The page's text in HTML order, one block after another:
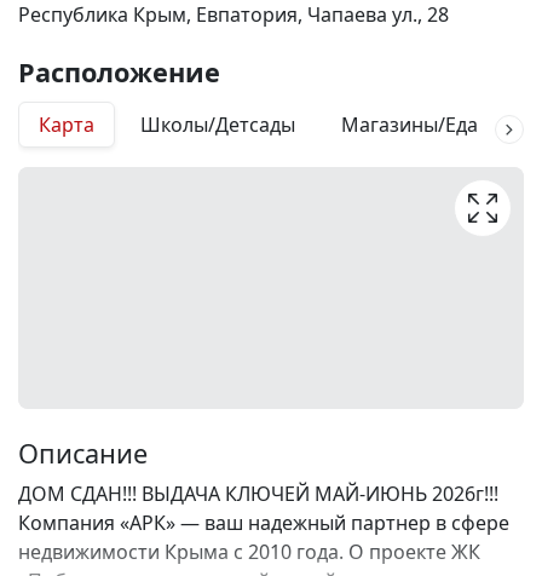
Республика Крым, Евпатория, Чапаева ул., 28
Расположение
Карта Школы/Детсады Магазины/Еда
Описание
ДОМ СДАН!!! ВЫДАЧА КЛЮЧЕЙ МАЙ-ИЮНЬ 2026г!!!
Компания «АРК» — ваш надежный партнер в сфере
недвижимости Крыма с 2010 года. О проекте ЖК